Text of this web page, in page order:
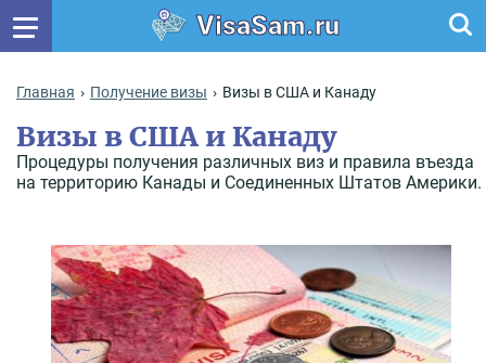
VisaSam.ru
Главная Получение визы Визы в США и Канаду
Визы в США и Канаду
Процедуры получения различных виз и правила въезда
на территорию Канады и Соединенных Штатов Америки.